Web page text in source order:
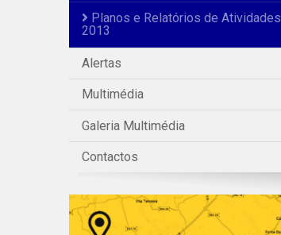
Planos e Relatórios de Atividades
2013
Alertas
Multimédia
Galeria Multimédia
Contactos